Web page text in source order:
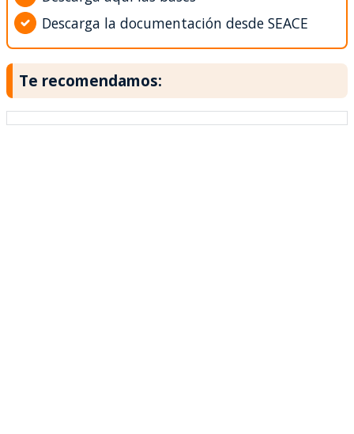
Descarga la documentación desde SEACE
Te recomendamos: